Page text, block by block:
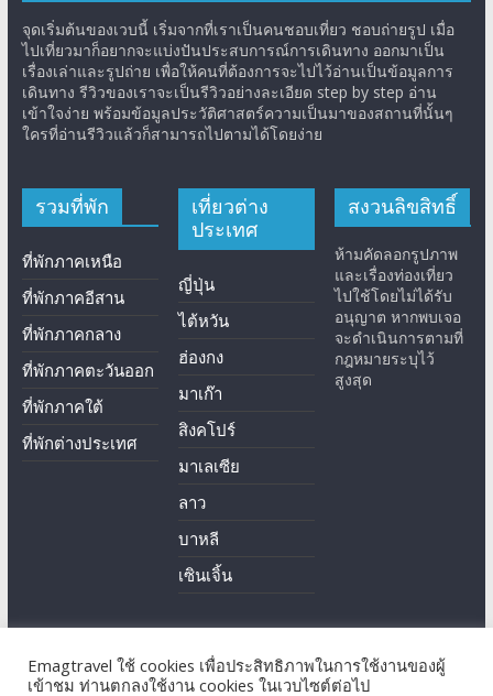
จุดเริ่มต้นของเวบนี้ เริ่มจากที่เราเป็นคนชอบเที่ยว ชอบถ่ายรูป เมื่อ
ไปเที่ยวมาก็อยากจะแบ่งปันประสบการณ์การเดินทาง ออกมาเป็น
เรื่องเล่าและรูปถ่าย เพื่อให้คนที่ต้องการจะไปไว้อ่านเป็นข้อมูลการ
เดินทาง รีวิวของเราจะเป็นรีวิวอย่างละเอียด step by step อ่าน
เข้าใจง่าย พร้อมข้อมูลประวัติศาสตร์ความเป็นมาของสถานที่นั้นๆ
ใครที่อ่านรีวิวแล้วก็สามารถไปตามได้โดยง่าย
รวมที่พัก
ที่พักภาคเหนือ
ที่พักภาคอีสาน
ที่พักภาคกลาง
ที่พักภาคตะวันออก
ที่พักภาคใต้
ที่พักต่างประเทศ
เที่ยวต่าง
ประเทศ
ญี่ปุ่น
ไต้หวัน
ฮ่องกง
มาเก๊า
สิงคโปร์
มาเลเซีย
ลาว
บาหลี
เซินเจิ้น
สงวนลิขสิทธิ์
ห้ามคัดลอกรูปภาพ
และเรื่องท่องเที่ยว
ไปใช้โดยไม่ได้รับ
อนุญาต หากพบเจอ
จะดำเนินการตามที่
กฎหมายระบุไว้
สูงสุด
Copyright © 2026EmagTravel. All rights reserved.
Emagtravel ใช้ cookies เพื่อประสิทธิภาพในการใช้งานของผู้
เข้าชม ท่านตกลงใช้งาน cookies ในเวบไซต์ต่อไป